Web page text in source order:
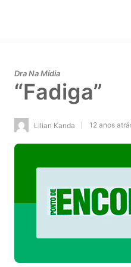
Dra Na Mídia
“Fadiga”
Lilian Kanda 12 anos